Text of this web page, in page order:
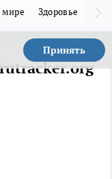
мире Здоровье
Принять